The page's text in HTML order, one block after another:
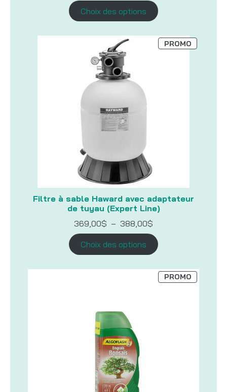
prix :
349,99$
à
Choix des options
Filtre à sable Haward avec adaptateur
de tuyau (Expert Line)
PROMOPRODUIT
EN
369,00$ – 388,00$
prix :
369,00$
à
Choix des options
PROMOPRODUIT
EN